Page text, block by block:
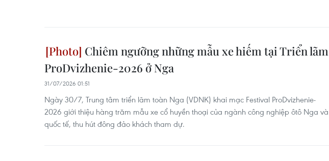
Chiêm ngưỡng những mẫu xe hiếm tại Triển lãm
ProDvizhenie-2026 ở Nga
31/07/2026 01:51
Ngày 30/7, Trung tâm triển lãm toàn Nga (VDNK) khai mạc Festival ProDvizhenie-
2026 giới thiệu hàng trăm mẫu xe cổ huyền thoại của ngành công nghiệp ôtô Nga và
quốc tế, thu hút đông đảo khách tham dự.